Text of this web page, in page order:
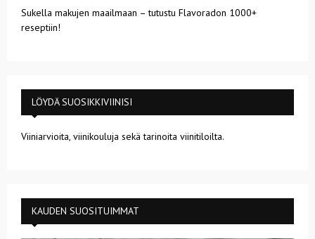
Sukella makujen maailmaan – tutustu Flavoradon 1000+
reseptiin!
LÖYDÄ SUOSIKKIVIINISI
Viiniarvioita, viinikouluja sekä tarinoita viinitiloilta.
KAUDEN SUOSITUIMMAT